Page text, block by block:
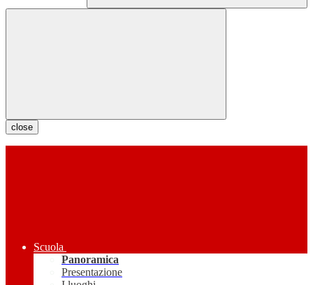
close
Scuola
Panoramica
Presentazione